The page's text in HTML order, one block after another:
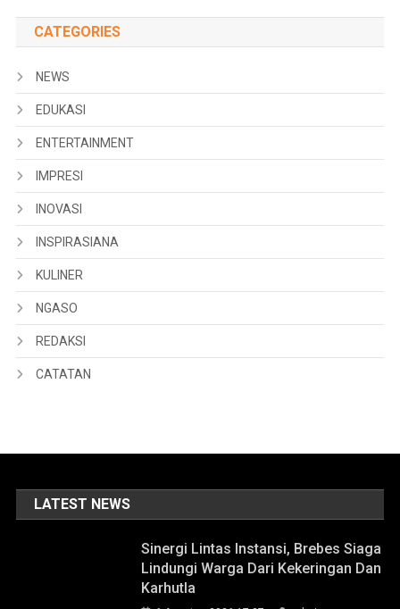
CATEGORIES
NEWS
EDUKASI
ENTERTAINMENT
IMPRESI
INOVASI
INSPIRASIANA
KULINER
NGASO
REDAKSI
CATATAN
LATEST NEWS
Sinergi Lintas Instansi, Brebes Siaga
Lindungi Warga Dari Kekeringan Dan
Karhutla